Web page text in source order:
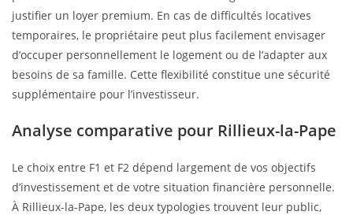
justifier un loyer premium. En cas de difficultés locatives
temporaires, le propriétaire peut plus facilement envisager
d’occuper personnellement le logement ou de l’adapter aux
besoins de sa famille. Cette flexibilité constitue une sécurité
supplémentaire pour l’investisseur.
Analyse comparative pour Rillieux-la-Pape
Le choix entre F1 et F2 dépend largement de vos objectifs
d’investissement et de votre situation financière personnelle.
À Rillieux-la-Pape, les deux typologies trouvent leur public,